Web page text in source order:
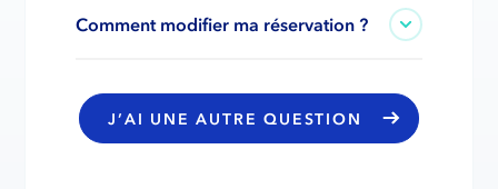
Comment modifier ma réservation ?
J’AI UNE AUTRE QUESTION